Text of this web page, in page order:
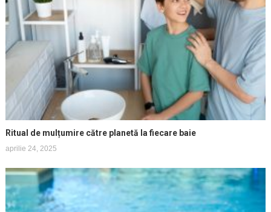
Ritual de mulțumire către planetă la fiecare baie
aprilie 24, 2025